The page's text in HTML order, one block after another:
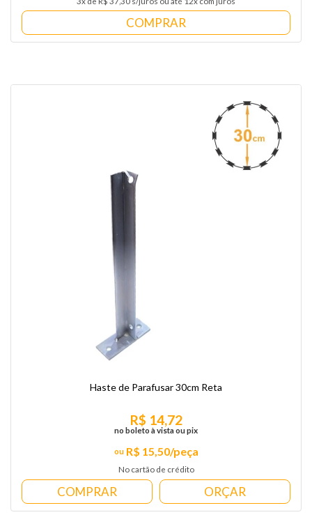
COMPRAR
Haste de Parafusar 30cm Reta
R$ 15,50/peça
No cartão de crédito
R$ 14,72
no boleto à vista ou pix
ORÇAR
COMPRAR